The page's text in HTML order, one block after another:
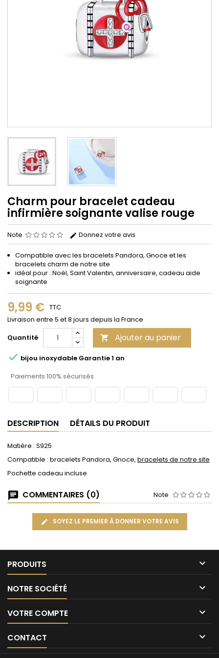
Charm pour bracelet cadeau
infirmière soignante valise rouge
Note Donnez votre avis
Compatible avec les bracelets Pandora, Gnoce et les
bracelets charm de notre site
idéal pour : Noël, Saint Valentin, anniversaire, cadeau aide
soignante
9,99 € TTC
Livraison entre 5 et 8 jours depuis la France
Quantité
 Ajouter au panier
 bijou inoxydable Garantie 1 an
Paiements 100% sécurisés
DESCRIPTION DÉTAILS DU PRODUIT
Matière : S925
Compatible : bracelets Pandora, Gnoce, bracelets de notre site
Pochette cadeau incluse
COMMENTAIRES (0) Note
SOYEZ LE PREMIER À DONNER VOTRE AVIS
PRODUITS 
NOTRE SOCIÉTÉ 
VOTRE COMPTE 
CONTACT 